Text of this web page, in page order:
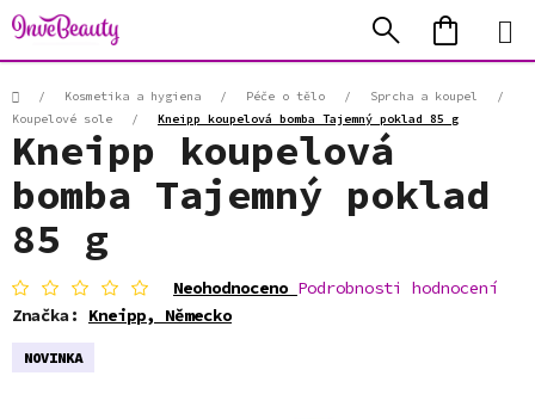
Přejít
na
obsah
Hledat
KOŠÍK
Domů/ Kosmetika a hygiena / Péče o tělo / Sprcha a koupel
/
Koupelové sole
/ Kneipp koupelová bomba Tajemný poklad 85 g
Kneipp koupelová
bomba Tajemný poklad
85 g
Průměrné
hodnocení
produktu
Neohodnoceno Podrobnosti hodnocení
Značka: Kneipp, Německo
NOVINKA